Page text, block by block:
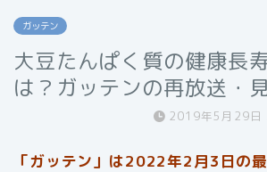
ガッテン
大豆たんぱく質の健康長
は？ガッテンの再放送・
2019年5月29日
「ガッテン」は2022年2月3日の